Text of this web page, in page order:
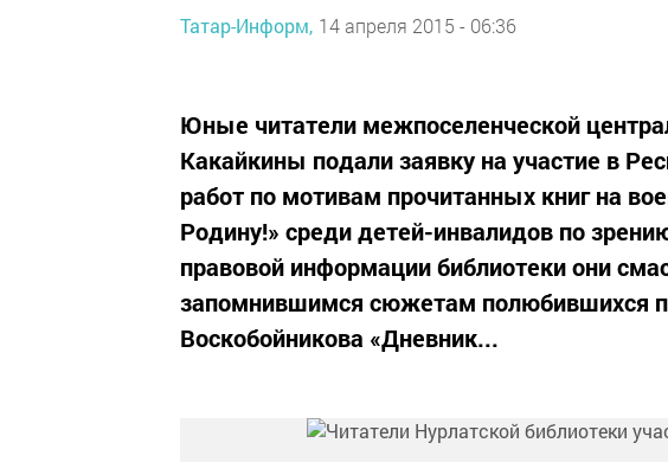
Татар-Информ, 14 апреля 2015 - 06:36
Юные читатели межпоселенческой
Какайкины подали заявку на участие в
работ по мотивам прочитанных книг на
Родину!» среди детей-инвалидов по
правовой информации библиотеки они
запомнившимся сюжетам полюбившихся
Воскобойникова «Дневник...